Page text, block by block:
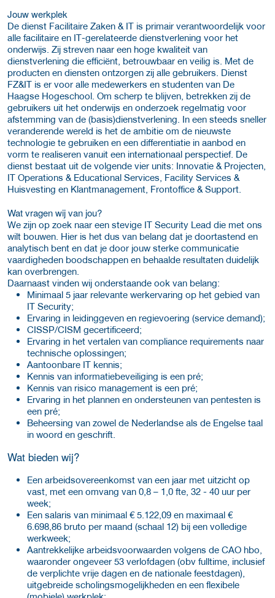
Jouw werkplek
De dienst Facilitaire Zaken & IT is primair verantwoordelijk voor
alle facilitaire en IT-gerelateerde dienstverlening voor het
onderwijs. Zij streven naar een hoge kwaliteit van
dienstverlening die efficiënt, betrouwbaar en veilig is. Met de
producten en diensten ontzorgen zij alle gebruikers. Dienst
FZ&IT is er voor alle medewerkers en studenten van De
Haagse Hogeschool. Om scherp te blijven, betrekken zij de
gebruikers uit het onderwijs en onderzoek regelmatig voor
afstemming van de (basis)dienstverlening. In een steeds sneller
veranderende wereld is het de ambitie om de nieuwste
technologie te gebruiken en een differentiatie in aanbod en
vorm te realiseren vanuit een internationaal perspectief. De
dienst bestaat uit de volgende vier units: Innovatie & Projecten,
IT Operations & Educational Services, Facility Services &
Huisvesting en Klantmanagement, Frontoffice & Support.
Wat vragen wij van jou?
We zijn op zoek naar een stevige IT Security Lead die met ons
wilt bouwen. Hier is het dus van belang dat je doortastend en
analytisch bent en dat je door jouw sterke communicatie
vaardigheden boodschappen en behaalde resultaten duidelijk
kan overbrengen.
Daarnaast vinden wij onderstaande ook van belang:
Minimaal 5 jaar relevante werkervaring op het gebied van
IT Security;
Ervaring in leidinggeven en regievoering (service demand);
CISSP/CISM gecertificeerd;
Ervaring in het vertalen van compliance requirements naar
technische oplossingen;
Aantoonbare IT kennis;
Kennis van informatiebeveiliging is een pré;
Kennis van risico management is een pré;
Ervaring in het plannen en ondersteunen van pentesten is
een pré;
Beheersing van zowel de Nederlandse als de Engelse taal
in woord en geschrift.
Wat bieden wij?
Een arbeidsovereenkomst van een jaar met uitzicht op
vast, met een omvang van 0,8 – 1,0 fte, 32 - 40 uur per
week;
Een salaris van minimaal € 5.122,09 en maximaal €
6.698,86 bruto per maand (schaal 12) bij een volledige
werkweek;
Aantrekkelijke arbeidsvoorwaarden volgens de CAO hbo,
waaronder ongeveer 53 verlofdagen (obv fulltime, inclusief
de verplichte vrije dagen en de nationale feestdagen),
uitgebreide scholingsmogelijkheden en een flexibele